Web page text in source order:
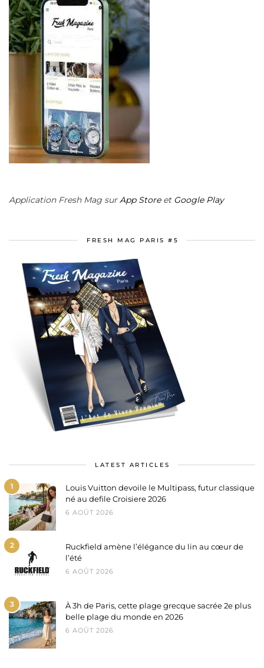
Application Fresh Mag surApp Storeet Google Play
FRESH MAG PARIS #5
LATEST ARTICLES
1
Louis Vuitton devoile le Multipass, futur classique
né au defile Croisiere 2026
6 AOÛT 2026
2
Ruckfield amène l’élégance du lin au cœur de
l’été
6 AOÛT 2026
3
À 3h de Paris, cette plage grecque sacrée 2e plus
belle plage du monde en 2026
6 AOÛT 2026